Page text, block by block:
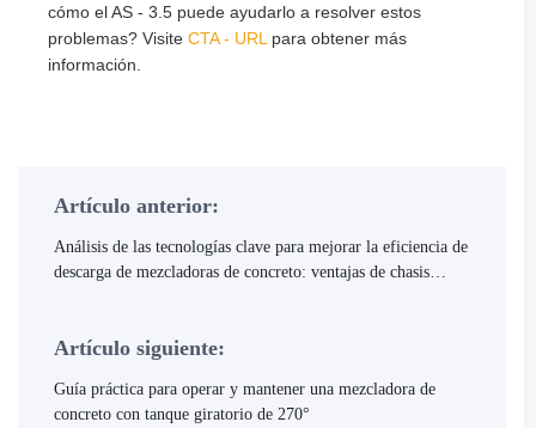
cómo el AS - 3.5 puede ayudarlo a resolver estos
problemas? Visite CTA - URL para obtener más
información.
Artículo anterior:
Análisis de las tecnologías clave para mejorar la eficiencia de
descarga de mezcladoras de concreto: ventajas de chasis
Artículo siguiente:
Guía práctica para operar y mantener una mezcladora de
concreto con tanque giratorio de 270°